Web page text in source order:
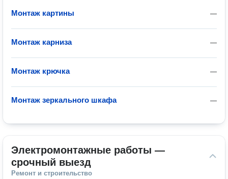
—
Монтаж картины
—
Монтаж карниза
—
Монтаж крючка
—
Монтаж зеркального шкафа
Электромонтажные работы —
срочный выезд
Ремонт и строительство